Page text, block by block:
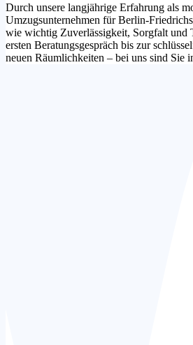
Durch unsere langjährige Erfahrung als
Umzugsunternehmen für Berlin-
wie wichtig Zuverlässigkeit, Sorgfalt und
ersten Beratungsgespräch bis zur
neuen Räumlichkeiten – bei uns sind Sie